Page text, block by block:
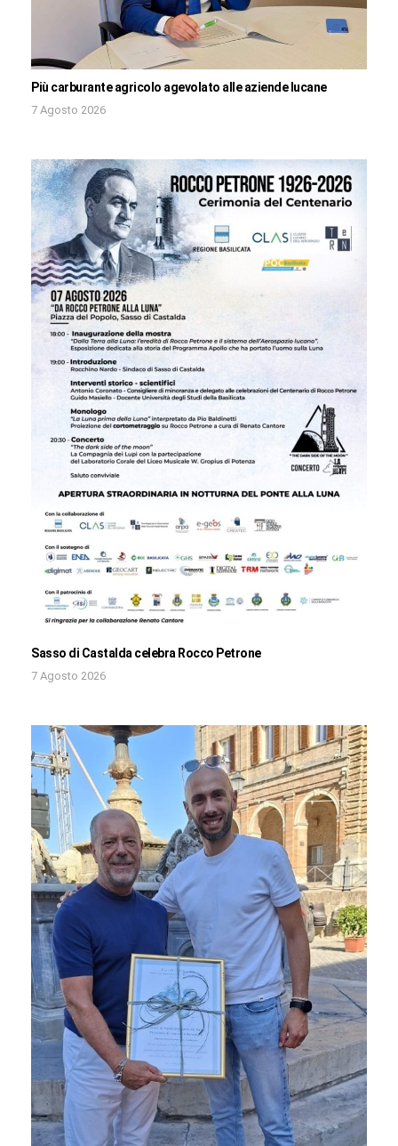
Più carburante agricolo agevolato alle aziende lucane
7 Agosto 2026
Sasso di Castalda celebra Rocco Petrone
7 Agosto 2026